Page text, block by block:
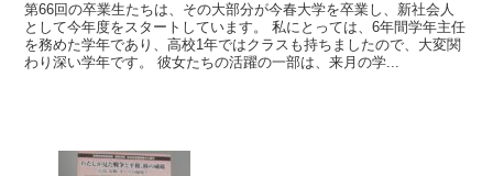
第66回の卒業生たちは、その大部分が今春大学を卒業し、新社会人
として今年度をスタートしています。 私にとっては、6年間学年主任
を務めた学年であり、高校1年ではクラスも持ちましたので、大変関
わり深い学年です。 彼女たちの活躍の一部は、来月の学...